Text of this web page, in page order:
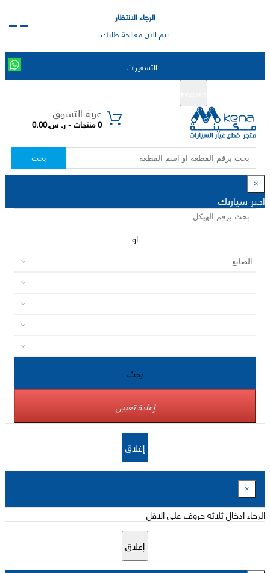
الرجاء الانتظار
يتم الان معالجة طلبك
التسعيرات
عربة التسوق
0 منتجات - ر. س.0.00
بحث
×
اختر سيارتك
او
بحث
إعادة تعيين
إغلاق
×
الرجاء ادخال ثلاثة حروف على الاقل
إغلاق